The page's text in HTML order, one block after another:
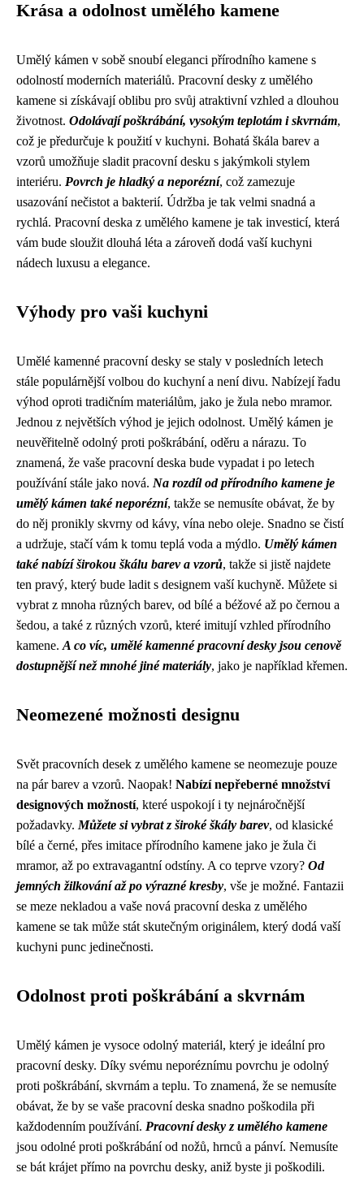
Krása a odolnost umělého kamene
Umělý kámen v sobě snoubí eleganci přírodního kamene s
odolností moderních materiálů. Pracovní desky z umělého
kamene si získávají oblibu pro svůj atraktivní vzhled a dlouhou
životnost. Odolávají poškrábání, vysokým teplotám i skvrnám,
což je předurčuje k použití v kuchyni. Bohatá škála barev a
vzorů umožňuje sladit pracovní desku s jakýmkoli stylem
interiéru. Povrch je hladký a neporézní, což zamezuje
usazování nečistot a bakterií. Údržba je tak velmi snadná a
rychlá. Pracovní deska z umělého kamene je tak investicí, která
vám bude sloužit dlouhá léta a zároveň dodá vaší kuchyni
nádech luxusu a elegance.
Výhody pro vaši kuchyni
Umělé kamenné pracovní desky se staly v posledních letech
stále populárnější volbou do kuchyní a není divu. Nabízejí řadu
výhod oproti tradičním materiálům, jako je žula nebo mramor.
Jednou z největších výhod je jejich odolnost. Umělý kámen je
neuvěřitelně odolný proti poškrábání, oděru a nárazu. To
znamená, že vaše pracovní deska bude vypadat i po letech
používání stále jako nová. Na rozdíl od přírodního kamene je
umělý kámen také neporézní, takže se nemusíte obávat, že by
do něj pronikly skvrny od kávy, vína nebo oleje. Snadno se čistí
a udržuje, stačí vám k tomu teplá voda a mýdlo. Umělý kámen
také nabízí širokou škálu barev a vzorů, takže si jistě najdete
ten pravý, který bude ladit s designem vaší kuchyně. Můžete si
vybrat z mnoha různých barev, od bílé a béžové až po černou a
šedou, a také z různých vzorů, které imitují vzhled přírodního
kamene. A co víc, umělé kamenné pracovní desky jsou cenově
dostupnější než mnohé jiné materiály, jako je například křemen.
Neomezené možnosti designu
Svět pracovních desek z umělého kamene se neomezuje pouze
na pár barev a vzorů. Naopak! Nabízí nepřeberné množství
designových možností, které uspokojí i ty nejnáročnější
požadavky. Můžete si vybrat z široké škály barev, od klasické
bílé a černé, přes imitace přírodního kamene jako je žula či
mramor, až po extravagantní odstíny. A co teprve vzory? Od
jemných žilkování až po výrazné kresby, vše je možné. Fantazii
se meze nekladou a vaše nová pracovní deska z umělého
kamene se tak může stát skutečným originálem, který dodá vaší
kuchyni punc jedinečnosti.
Odolnost proti poškrábání a skvrnám
Umělý kámen je vysoce odolný materiál, který je ideální pro
pracovní desky. Díky svému neporéznímu povrchu je odolný
proti poškrábání, skvrnám a teplu. To znamená, že se nemusíte
obávat, že by se vaše pracovní deska snadno poškodila při
každodenním používání. Pracovní desky z umělého kamene
jsou odolné proti poškrábání od nožů, hrnců a pánví. Nemusíte
se bát krájet přímo na povrchu desky, aniž byste ji poškodili.